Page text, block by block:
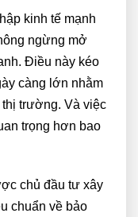
kinh tế mạnh
ngừng mở
Điều này kéo
càng lớn nhằm
trường. Và việc
trọng hơn bao
chủ đầu tư xây
chuẩn về bảo